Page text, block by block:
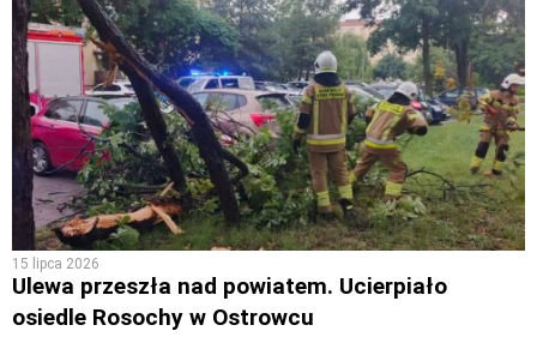
15 lipca 2026
Ulewa przeszła nad powiatem. Ucierpiało
osiedle Rosochy w Ostrowcu